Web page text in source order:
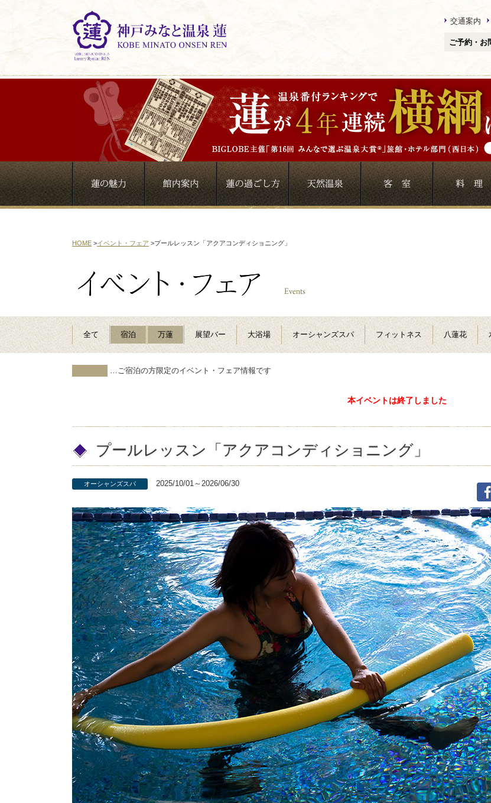
交通案内
ご予約・お
HOME >イベント・フェア >プールレッスン「アクアコンディショニング」
全て 宿泊 万蓮 展望バー 大浴場 オーシャンズスパ フィットネス 八蓮花
…ご宿泊の方限定のイベント・フェア情報です
本イベントは終了しました
プールレッスン「アクアコンディショニング」
オーシャンズスパ 2025/10/01～2026/06/30